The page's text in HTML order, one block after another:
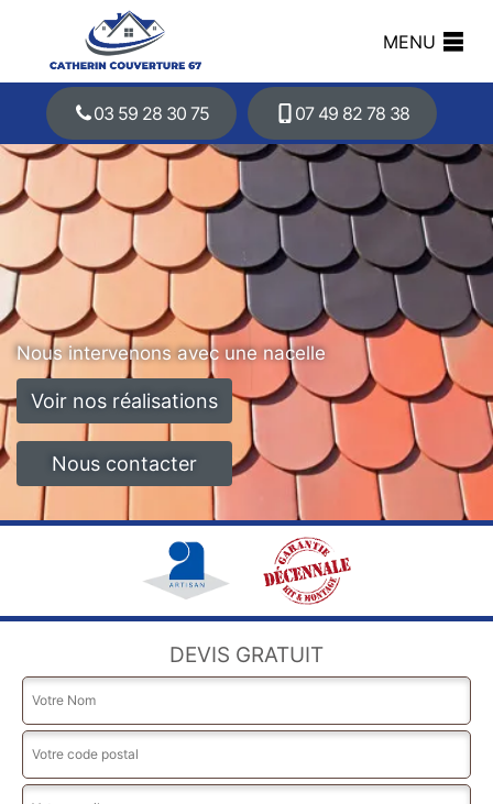
MENU
03 59 28 30 75 07 49 82 78 38
Nous intervenons avec une nacelle
Voir nos réalisations
Nous contacter
DEVIS GRATUIT